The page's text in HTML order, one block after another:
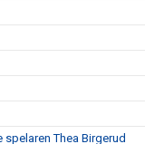
Thea Birgerud